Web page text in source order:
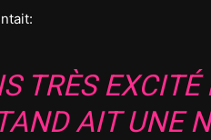
TRÈS EXCITÉ
AIT UNE